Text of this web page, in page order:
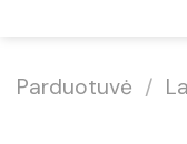
Parduotuvė /